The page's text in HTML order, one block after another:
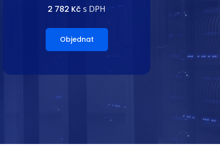
2 782 Kč s DPH
Objednat